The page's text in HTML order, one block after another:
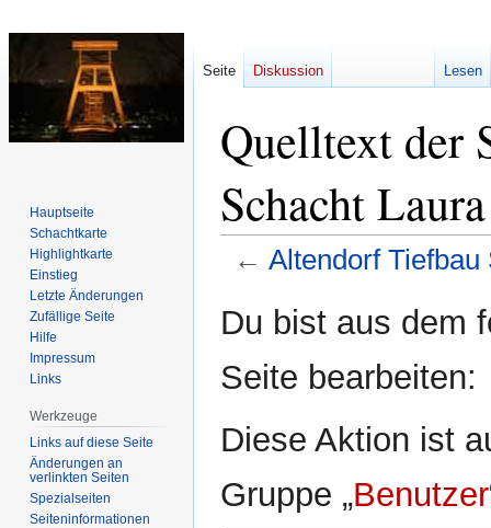
Quelltext der
Schacht Laura
← Altendorf Tiefbau
Navigation
Suche
Du bist aus dem
Seite bearbeiten:
Diese Aktion ist
Gruppe „Benutzer
Seite Diskussion Lesen
Hauptseite
Schachtkarte
Highlightkarte
Einstieg
Letzte Änderungen
Zufällige Seite
Hilfe
Impressum
Links
Werkzeuge
Links auf diese Seite
Änderungen an
verlinkten Seiten
Spezialseiten
Seiten­­informationen